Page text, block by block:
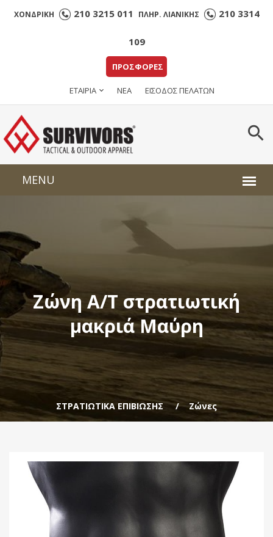
ΧΟΝΔΡΙΚΗ 210 3215 011 ΠΛΗΡ. ΛΙΑΝΙΚΗΣ 210 3314
109
ΠΡΟΣΦΟΡΕΣ
ΕΤΑΙΡΙΑ ΝΕΑ ΕΙΣΟΔΟΣ ΠΕΛΑΤΩΝ
Ζώνη Α/Τ στρατιωτική
μακριά Mαύρη
ΣΤΡΑΤΙΩΤΙΚΑ ΕΠΙΒΙΩΣΗΣ Ζώνες